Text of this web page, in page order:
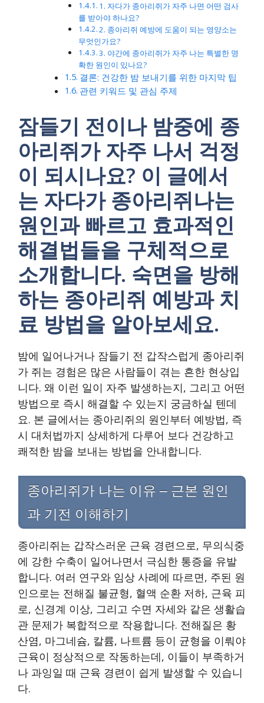
1. 자다가 종아리쥐가 자주 나면 어떤 검사
를 받아야 하나요?
2. 종아리쥐 예방에 도움이 되는 영양소는
무엇인가요?
3. 야간에 종아리쥐가 자주 나는 특별한 명
확한 원인이 있나요?
결론: 건강한 밤 보내기를 위한 마지막 팁
관련 키워드 및 관심 주제
잠들기 전이나 밤중에 종
아리쥐가 자주 나서 걱정
이 되시나요? 이 글에서
는 자다가 종아리쥐나는
원인과 빠르고 효과적인
해결법들을 구체적으로
소개합니다. 숙면을 방해
하는 종아리쥐 예방과 치
료 방법을 알아보세요.
밤에 일어나거나 잠들기 전 갑작스럽게 종아리쥐
가 쥐는 경험은 많은 사람들이 겪는 흔한 현상입
니다. 왜 이런 일이 자주 발생하는지, 그리고 어떤
방법으로 즉시 해결할 수 있는지 궁금하실 텐데
요. 본 글에서는 종아리쥐의 원인부터 예방법, 즉
시 대처법까지 상세하게 다루어 보다 건강하고
쾌적한 밤을 보내는 방법을 안내합니다.
종아리쥐가 나는 이유 – 근본 원인
과 기전 이해하기
종아리쥐는 갑작스러운 근육 경련으로, 무의식중
에 강한 수축이 일어나면서 극심한 통증을 유발
합니다. 여러 연구와 임상 사례에 따르면, 주된 원
인으로는 전해질 불균형, 혈액 순환 저하, 근육 피
로, 신경계 이상, 그리고 수면 자세와 같은 생활습
관 문제가 복합적으로 작용합니다. 전해질은 황
산염, 마그네슘, 칼륨, 나트륨 등이 균형을 이뤄야
근육이 정상적으로 작동하는데, 이들이 부족하거
나 과잉일 때 근육 경련이 쉽게 발생할 수 있습니
다.